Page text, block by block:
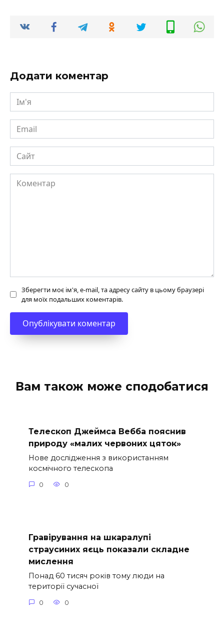
Додати коментар
Ім'я
Email
Сайт
Коментар
Зберегти моє ім'я, e-mail, та адресу сайту в цьому браузері
для моїх подальших коментарів.
Вам також може сподобатися
Телескоп Джеймса Вебба пояснив
природу «малих червоних цяток»
Нове дослідження з використанням
космічного телескопа
0 0
Гравірування на шкаралупі
страусиних яєць показали складне
мислення
Понад 60 тисяч років тому люди на
території сучасної
0 0